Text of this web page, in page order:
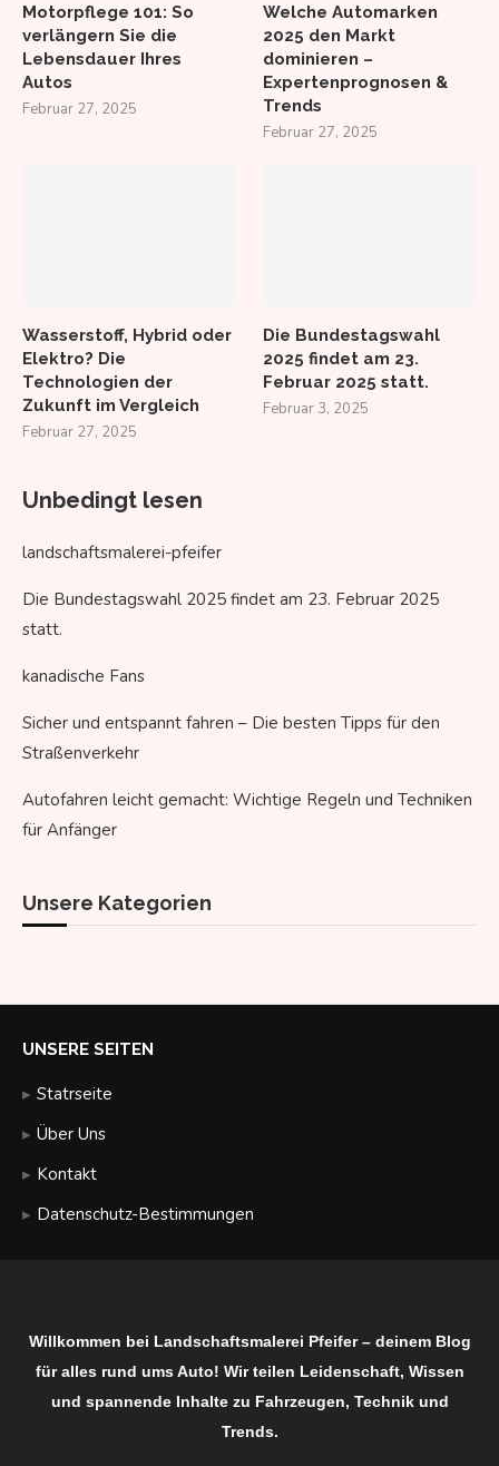
Motorpflege 101: So
verlängern Sie die
Lebensdauer Ihres
Autos
Februar 27, 2025
Welche Automarken
2025 den Markt
dominieren –
Expertenprognosen &
Trends
Februar 27, 2025
Wasserstoff, Hybrid oder
Elektro? Die
Technologien der
Zukunft im Vergleich
Februar 27, 2025
Die Bundestagswahl
2025 findet am 23.
Februar 2025 statt.
Februar 3, 2025
Unbedingt lesen
landschaftsmalerei-pfeifer
Die Bundestagswahl 2025 findet am 23. Februar 2025
statt.
kanadische Fans
Sicher und entspannt fahren – Die besten Tipps für den
Straßenverkehr
Autofahren leicht gemacht: Wichtige Regeln und Techniken
für Anfänger
Unsere Kategorien
UNSERE SEITEN
Statrseite
Über Uns
Kontakt
Datenschutz-Bestimmungen
Willkommen bei Landschaftsmalerei Pfeifer – deinem Blog
für alles rund ums Auto! Wir teilen Leidenschaft, Wissen
und spannende Inhalte zu Fahrzeugen, Technik und
Trends.